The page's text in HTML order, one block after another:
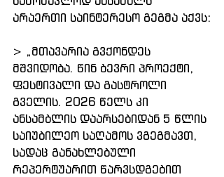
არაერთი საინტერესო გეგმა აქვს:
> „მთავარია გვქონდეს
მშვიდობა. წინ ბევრი პროექტი,
ფესტივალი და გასტროლი
გველის. 2026 წელს კი
ანსამბლის დაარსებიდან 5 წლის
საიუბილეო საღამოს ვგეგმავთ,
სადაც განახლებული
რეპერტუარით წარვსდგებით